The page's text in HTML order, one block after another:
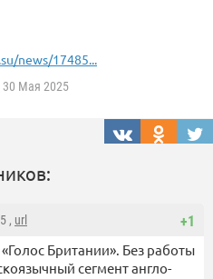
news/17485...
30 Мая 2025
+1
, url
Британии». Без работы
сегмент англо-